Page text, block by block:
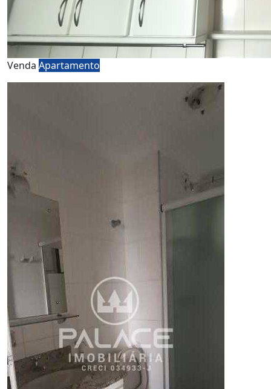
Venda Apartamento